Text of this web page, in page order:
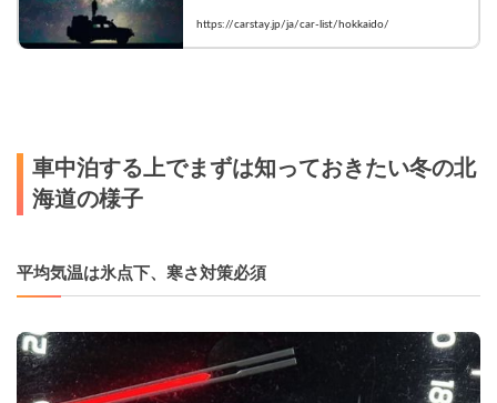
喫。豊富な車種から理想の一台を選んで
今すぐ予約！
https://carstay.jp/ja/car-list/hokkaido/
車中泊する上でまずは知っておきたい冬の北
海道の様子
平均気温は氷点下、寒さ対策必須